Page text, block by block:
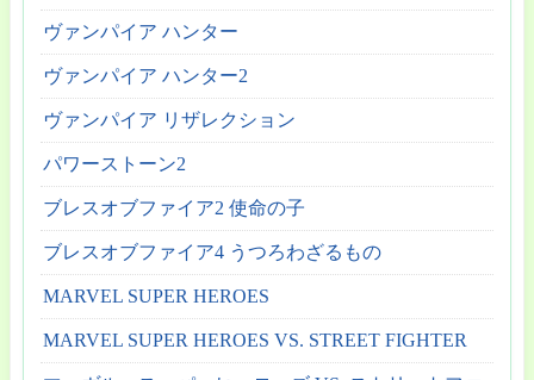
ヴァンパイア ハンター
ヴァンパイア ハンター2
ヴァンパイア リザレクション
パワーストーン2
ブレスオブファイア2 使命の子
ブレスオブファイア4 うつろわざるもの
MARVEL SUPER HEROES
MARVEL SUPER HEROES VS. STREET FIGHTER